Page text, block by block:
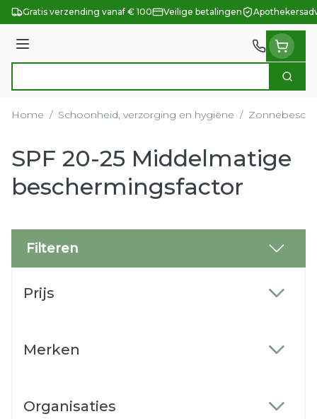
Ga naar de inhoud
Gratis verzending vanaf € 100 Veilige betalingen
Menu
Zoek
Home / Schoonheid, verzorging en hygiëne /
SPF 20-25 Middelmatige
beschermingsfactor
Filteren
Prijs
Merken
Organisaties